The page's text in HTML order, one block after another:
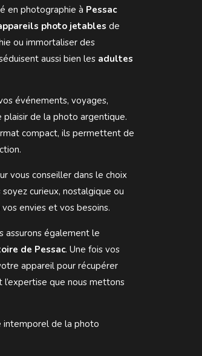
en photographie à Pessac
photo jetables de
ou immortaliser des
aussi bien les adultes
événements, voyages,
de la photo argentique.
compact, ils permettent de
vous conseiller dans le choix
soyez curieux, nostalgique ou
envies et vos besoins.
assurons également le
de Pessac. Une fois vos
appareil pour récupérer
que nous mettons
intemporel de la photo